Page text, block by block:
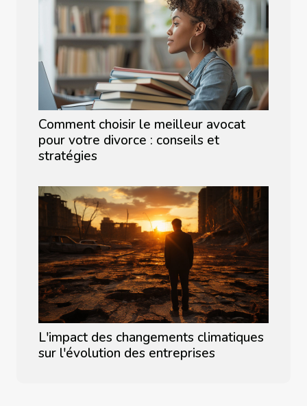
Comment choisir le meilleur avocat
pour votre divorce : conseils et
stratégies
L'impact des changements climatiques
sur l'évolution des entreprises